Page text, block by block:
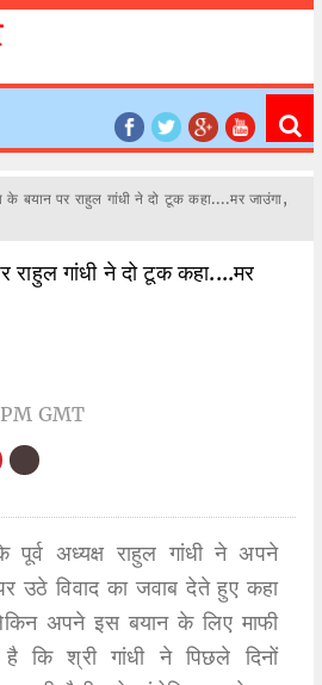
के बयान पर राहुल गांधी ने दो टूक कहा....मर जाउंगा,
राहुल गांधी ने दो टूक कहा....मर
GMT
पूर्व अध्यक्ष राहुल गांधी ने अपने
उठे विवाद का जवाब देते हुए कहा
अपने इस बयान के लिए माफी
है कि श्री गांधी ने पिछले दिनों